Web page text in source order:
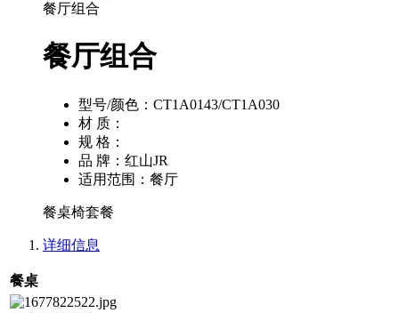
餐厅组合
餐厅组合
型号/颜色： CT1A0143/CT1A030
材 质：
规 格：
品 牌： 红山JR
适用范围： 餐厅
餐桌椅套餐
详细信息
餐桌